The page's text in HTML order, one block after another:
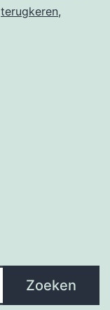
terugkeren,
Zoeken